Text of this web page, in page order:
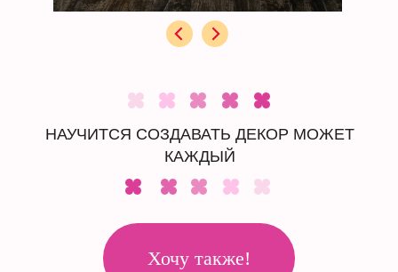
НАУЧИТСЯ СОЗДАВАТЬ ДЕКОР МОЖЕТ
КАЖДЫЙ
Хочу также!